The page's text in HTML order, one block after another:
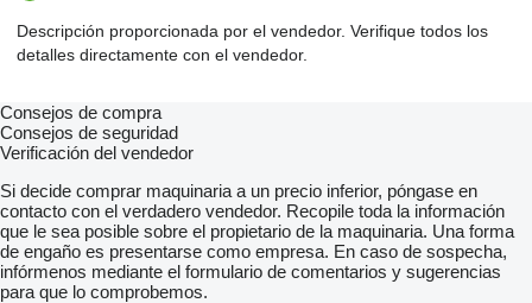
Descripción proporcionada por el vendedor. Verifique todos los
detalles directamente con el vendedor.
Consejos de compra
Consejos de seguridad
Verificación del vendedor
Si decide comprar maquinaria a un precio inferior, póngase en
contacto con el verdadero vendedor. Recopile toda la información
que le sea posible sobre el propietario de la maquinaria. Una forma
de engaño es presentarse como empresa. En caso de sospecha,
infórmenos mediante el formulario de comentarios y sugerencias
para que lo comprobemos.